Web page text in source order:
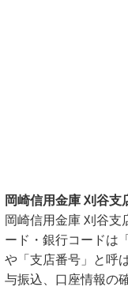
岡崎信用金庫 刈谷支
岡崎信用金庫 刈谷支
ード・銀行コードは
や「支店番号」と呼
与振込、口座情報の